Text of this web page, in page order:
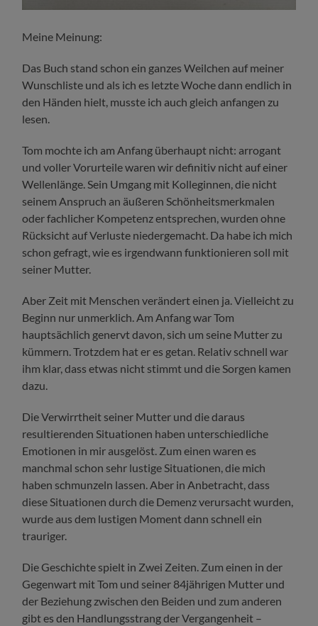
Meine Meinung:
Das Buch stand schon ein ganzes Weilchen auf meiner
Wunschliste und als ich es letzte Woche dann endlich in
den Händen hielt, musste ich auch gleich anfangen zu
lesen.
Tom mochte ich am Anfang überhaupt nicht: arrogant
und voller Vorurteile waren wir definitiv nicht auf einer
Wellenlänge. Sein Umgang mit Kolleginnen, die nicht
seinem Anspruch an äußeren Schönheitsmerkmalen
oder fachlicher Kompetenz entsprechen, wurden ohne
Rücksicht auf Verluste niedergemacht. Da habe ich mich
schon gefragt, wie es irgendwann funktionieren soll mit
seiner Mutter.
Aber Zeit mit Menschen verändert einen ja. Vielleicht zu
Beginn nur unmerklich. Am Anfang war Tom
hauptsächlich genervt davon, sich um seine Mutter zu
kümmern. Trotzdem hat er es getan. Relativ schnell war
ihm klar, dass etwas nicht stimmt und die Sorgen kamen
dazu.
Die Verwirrtheit seiner Mutter und die daraus
resultierenden Situationen haben unterschiedliche
Emotionen in mir ausgelöst. Zum einen waren es
manchmal schon sehr lustige Situationen, die mich
haben schmunzeln lassen. Aber in Anbetracht, dass
diese Situationen durch die Demenz verursacht wurden,
wurde aus dem lustigen Moment dann schnell ein
trauriger.
Die Geschichte spielt in Zwei Zeiten. Zum einen in der
Gegenwart mit Tom und seiner 84jährigen Mutter und
der Beziehung zwischen den Beiden und zum anderen
gibt es den Handlungsstrang der Vergangenheit –